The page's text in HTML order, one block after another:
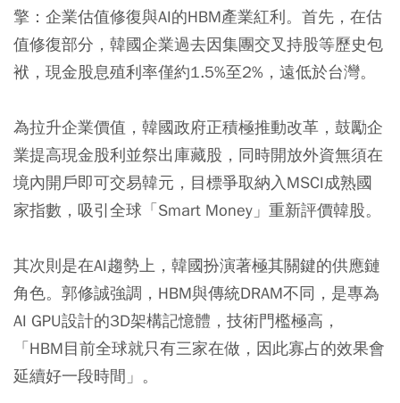
擎：企業估值修復與AI的HBM產業紅利。首先，在估
值修復部分，韓國企業過去因集團交叉持股等歷史包
袱，現金股息殖利率僅約1.5%至2%，遠低於台灣。
為拉升企業價值，韓國政府正積極推動改革，鼓勵企
業提高現金股利並祭出庫藏股，同時開放外資無須在
境內開戶即可交易韓元，目標爭取納入MSCI成熟國
家指數，吸引全球「Smart Money」重新評價韓股。
其次則是在AI趨勢上，韓國扮演著極其關鍵的供應鏈
角色。郭修誠強調，HBM與傳統DRAM不同，是專為
AI GPU設計的3D架構記憶體，技術門檻極高，
「HBM目前全球就只有三家在做，因此寡占的效果會
延續好一段時間」。